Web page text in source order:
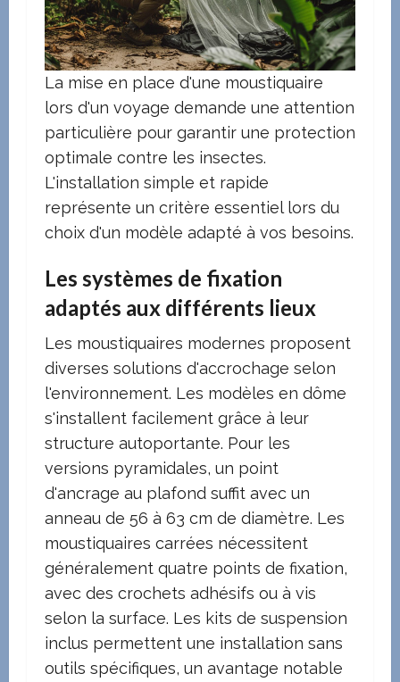
La mise en place d'une moustiquaire
lors d'un voyage demande une attention
particulière pour garantir une protection
optimale contre les insectes.
L'installation simple et rapide
représente un critère essentiel lors du
choix d'un modèle adapté à vos besoins.
Les systèmes de fixation
adaptés aux différents lieux
Les moustiquaires modernes proposent
diverses solutions d'accrochage selon
l'environnement. Les modèles en dôme
s'installent facilement grâce à leur
structure autoportante. Pour les
versions pyramidales, un point
d'ancrage au plafond suffit avec un
anneau de 56 à 63 cm de diamètre. Les
moustiquaires carrées nécessitent
généralement quatre points de fixation,
avec des crochets adhésifs ou à vis
selon la surface. Les kits de suspension
inclus permettent une installation sans
outils spécifiques, un avantage notable